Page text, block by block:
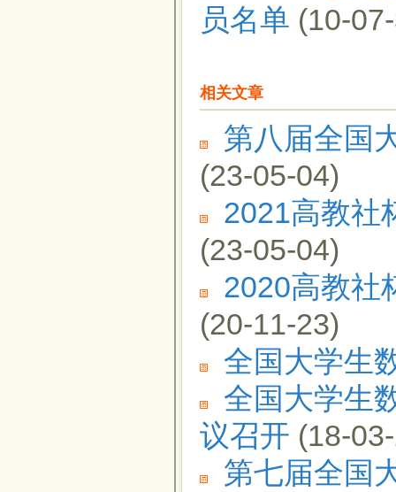
员名单 (10-
相关文章
第八届全国
(23-05-04)
2021高教社
(23-05-04)
2020高教社
(20-11-23)
全国大学生
全国大学生
议召开 (18-
第七届全国